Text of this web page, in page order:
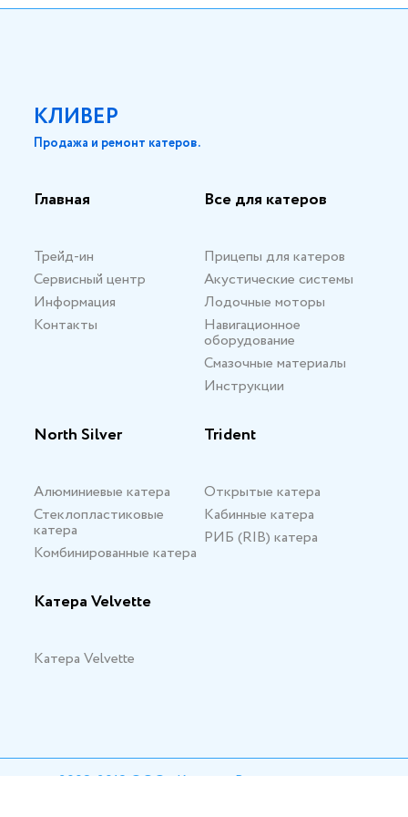
КЛИВЕР
Продажа и ремонт катеров.
Главная
Трейд-ин
Сервисный центр
Информация
Контакты
Все для катеров
Прицепы для катеров
Акустические системы
Лодочные моторы
Навигационное
оборудование
Смазочные материалы
Инструкции
North Silver
Алюминиевые катера
Стеклопластиковые
катера
Комбинированные катера
Trident
Открытые катера
Кабинные катера
РИБ (RIB) катера
Катера Velvette
Катера Velvette
© 2008-2019 ООО «Кливер» Все права защищены.